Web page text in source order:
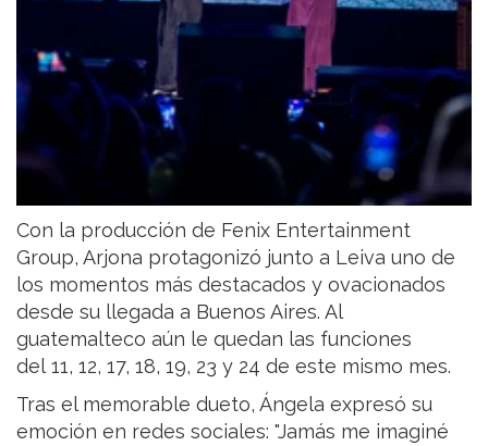
Con la producción de Fenix Entertainment
Group, Arjona protagonizó junto a Leiva uno de
los momentos más destacados y ovacionados
desde su llegada a Buenos Aires. Al
guatemalteco aún le quedan las funciones
del 11, 12, 17, 18, 19, 23 y 24 de este mismo mes.
Tras el memorable dueto, Ángela expresó su
emoción en redes sociales: "Jamás me imaginé